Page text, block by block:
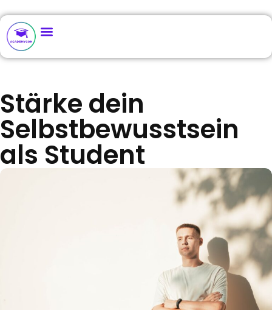
Stärke dein
Selbstbewusstsein
als Student